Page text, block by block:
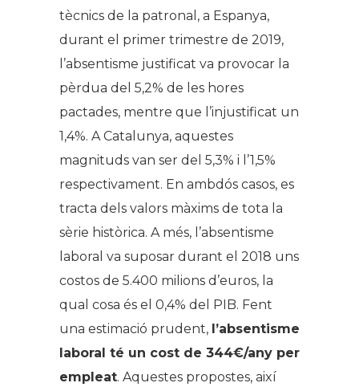
tècnics de la patronal, a Espanya,
durant el primer trimestre de 2019,
l’absentisme justificat va provocar la
pèrdua del 5,2% de les hores
pactades, mentre que l’injustificat un
1,4%. A Catalunya, aquestes
magnituds van ser del 5,3% i l’1,5%
respectivament. En ambdós casos, es
tracta dels valors màxims de tota la
sèrie històrica. A més, l’absentisme
laboral va suposar durant el 2018 uns
costos de 5.400 milions d’euros, la
qual cosa és el 0,4% del PIB. Fent
una estimació prudent, l’absentisme
laboral té un cost de 344€/any per
empleat. Aquestes propostes, així